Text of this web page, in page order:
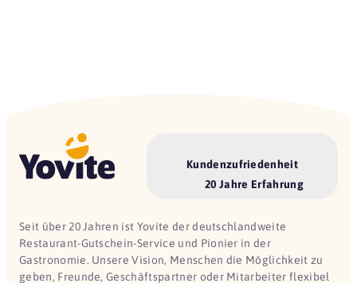
Kundenzufriedenheit
20 Jahre Erfahrung
Seit über 20 Jahren ist Yovite der deutschlandweite
Restaurant-Gutschein-Service und Pionier in der
Gastronomie. Unsere Vision, Menschen die Möglichkeit zu
geben, Freunde, Geschäftspartner oder Mitarbeiter flexibel